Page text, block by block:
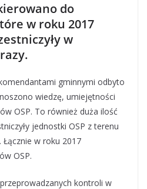
do
w roku 2017
w
gminnymi odbyto
wiedzę, umiejętności
OSP. To również duża ilość
jednostki OSP z terenu
Łącznie w roku 2017
OSP.
kontroli w